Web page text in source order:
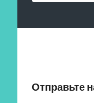
Отправьте